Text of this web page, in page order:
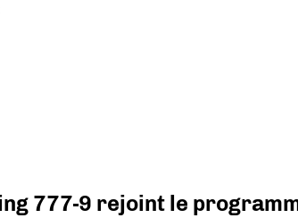
777-9 rejoint le